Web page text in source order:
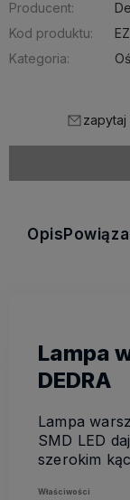
Producent:
Kod produktu:
Kategoria:
Opis
Lampa
DEDRA
Lampa
SMD LED
szerokim
Właściwości